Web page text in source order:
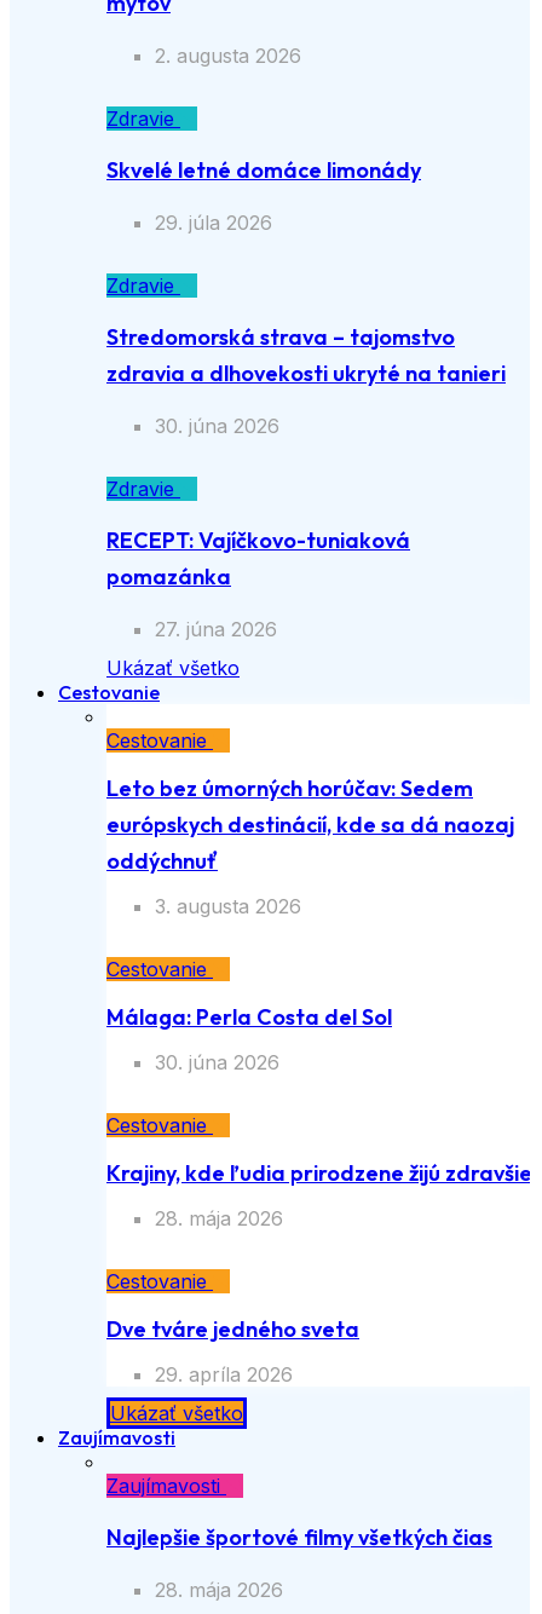
2. augusta 2026
Zdravie
Skvelé letné domáce limonády
29. júla 2026
Zdravie
Stredomorská strava – tajomstvo
zdravia a dlhovekosti ukryté na tanieri
30. júna 2026
Zdravie
RECEPT: Vajíčkovo-tuniaková
pomazánka
27. júna 2026
Ukázať všetko
Cestovanie
Cestovanie
Leto bez úmorných horúčav: Sedem
európskych destinácií, kde sa dá naozaj
oddýchnuť
3. augusta 2026
Cestovanie
Málaga: Perla Costa del Sol
30. júna 2026
Cestovanie
Krajiny, kde ľudia prirodzene žijú zdravšie
28. mája 2026
Cestovanie
Dve tváre jedného sveta
29. apríla 2026
Ukázať všetko
Zaujímavosti
Zaujímavosti
Najlepšie športové filmy všetkých čias
28. mája 2026